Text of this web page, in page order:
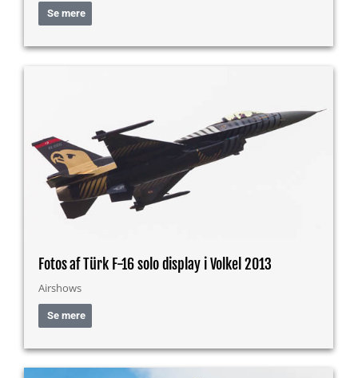
Se mere
Fotos af Türk F-16 solo display i Volkel 2013
Airshows
Se mere